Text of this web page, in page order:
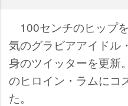
100センチのヒップ
気のグラビアアイドル・
身のツイッターを更新
のヒロイン・ラムにコ
た。